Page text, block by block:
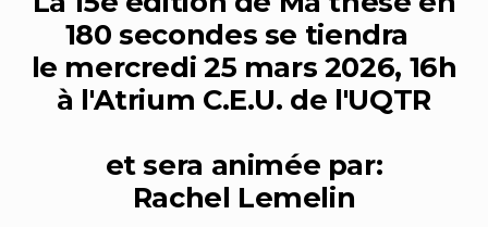
180 secondes se tiendra
le mercredi 25 mars 2026, 16h
à l'Atrium C.E.U. de l'UQTR
et sera animée par:
Rachel Lemelin